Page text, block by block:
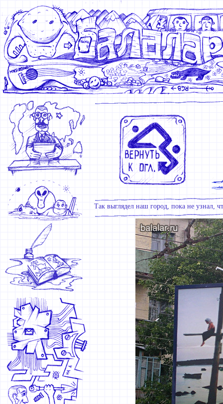
Так выглядел наш город, пока не узнал,